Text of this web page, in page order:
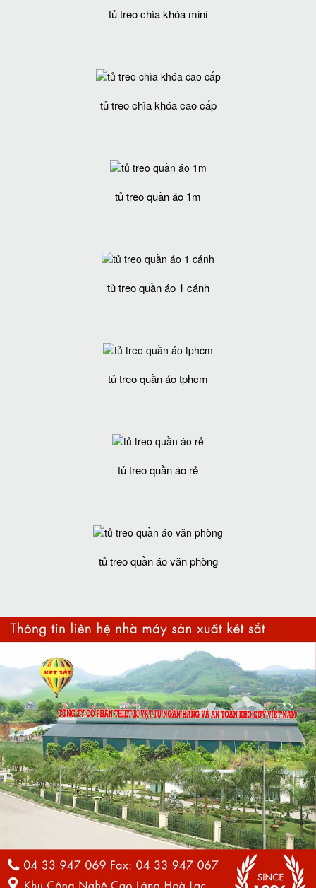
tủ treo chìa khóa mini
tủ treo chìa khóa cao cấp
tủ treo quần áo 1m
tủ treo quần áo 1 cánh
tủ treo quần áo tphcm
tủ treo quần áo rẻ
tủ treo quần áo văn phòng